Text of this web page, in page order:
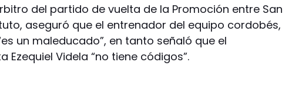
del partido de vuelta de la Promoción entre San
aseguró que el entrenador del equipo cordobés,
un maleducado”, en tanto señaló que el
Ezequiel Videla “no tiene códigos”.